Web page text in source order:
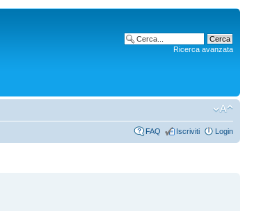
Ricerca avanzata
FAQ Iscriviti Login